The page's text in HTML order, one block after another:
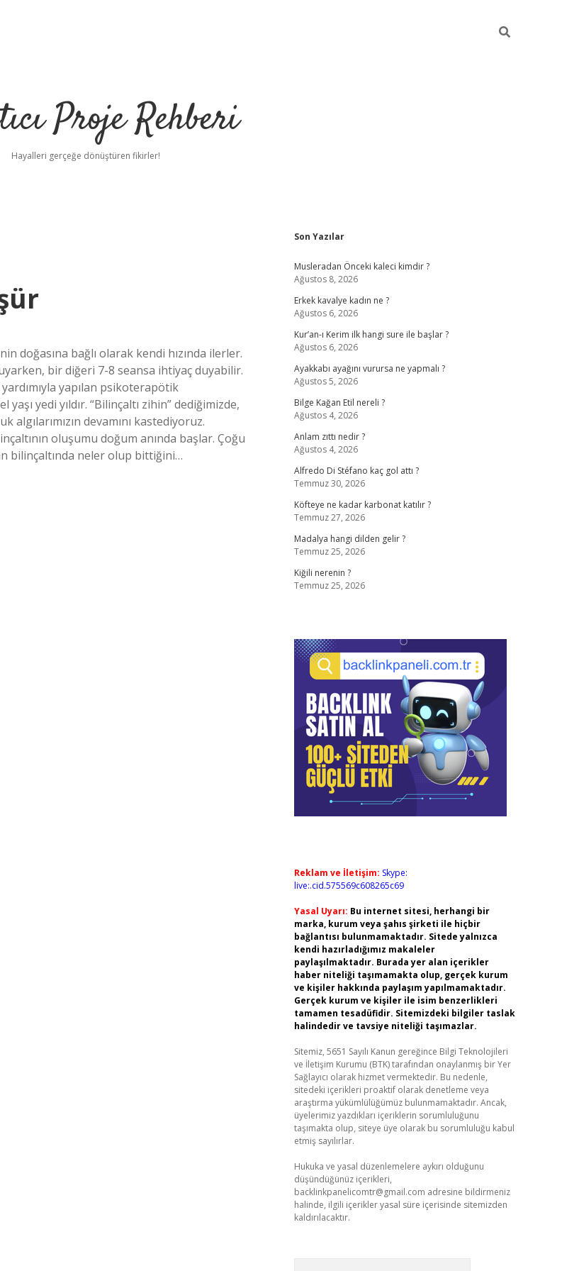
Proje Rehberi
Hayalleri gerçeğe dönüştüren fikirler!
doğasına bağlı olarak kendi hızında ilerler.
bir diğeri 7-8 seansa ihtiyaç duyabilir.
yapılan psikoterapötik
yedi yıldır. “Bilinçaltı zihin” dediğimizde,
algılarımızın devamını kastediyoruz.
oluşumu doğum anında başlar. Çoğu
bilinçaltında neler olup bittiğini…
Sidebar
Son Yazılar
Musleradan Önceki kaleci kimdir ?
Ağustos 8, 2026
Erkek kavalye kadın ne ?
Ağustos 6, 2026
Kur’an-ı Kerim ilk hangi sure ile başlar ?
Ağustos 6, 2026
Ayakkabı ayağını vurursa ne yapmalı ?
Ağustos 5, 2026
Bilge Kağan Etil nereli ?
Ağustos 4, 2026
Anlam zıttı nedir ?
Ağustos 4, 2026
Alfredo Di Stéfano kaç gol attı ?
Temmuz 30, 2026
Köfteye ne kadar karbonat katılır ?
Temmuz 27, 2026
Madalya hangi dilden gelir ?
Temmuz 25, 2026
Kiğili nerenin ?
Temmuz 25, 2026
Reklam ve İletişim: Skype:
live:.cid.575569c608265c69
Yasal Uyarı: Bu internet sitesi, herhangi bir
marka, kurum veya şahıs şirketi ile hiçbir
bağlantısı bulunmamaktadır. Sitede yalnızca
kendi hazırladığımız makaleler
paylaşılmaktadır. Burada yer alan içerikler
haber niteliği taşımamakta olup, gerçek kurum
ve kişiler hakkında paylaşım yapılmamaktadır.
Gerçek kurum ve kişiler ile isim benzerlikleri
tamamen tesadüfidir. Sitemizdeki bilgiler taslak
halindedir ve tavsiye niteliği taşımazlar.
Sitemiz, 5651 Sayılı Kanun gereğince Bilgi Teknolojileri
ve İletişim Kurumu (BTK) tarafından onaylanmış bir Yer
Sağlayıcı olarak hizmet vermektedir. Bu nedenle,
sitedeki içerikleri proaktif olarak denetleme veya
araştırma yükümlülüğümüz bulunmamaktadır. Ancak,
üyelerimiz yazdıkları içeriklerin sorumluluğunu
taşımakta olup, siteye üye olarak bu sorumluluğu kabul
etmiş sayılırlar.
Hukuka ve yasal düzenlemelere aykırı olduğunu
düşündüğünüz içerikleri,
backlinkpanelicomtr@gmail.com adresine bildirmeniz
halinde, ilgili içerikler yasal süre içerisinde sitemizden
kaldırılacaktır.
piabellacasino